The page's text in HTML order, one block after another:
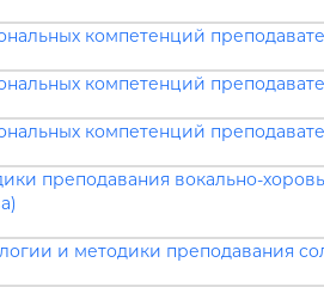
компетенций
компетенций
компетенций
преподавания вокально-
и методики преподавания